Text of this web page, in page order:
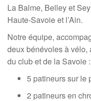
La Balme, Belley et
Haute-Savoie et l’Ain.
Notre équipe,
deux bénévoles à vélo,
du club et de la Savoie :
5 patineurs sur le
2 patineurs en